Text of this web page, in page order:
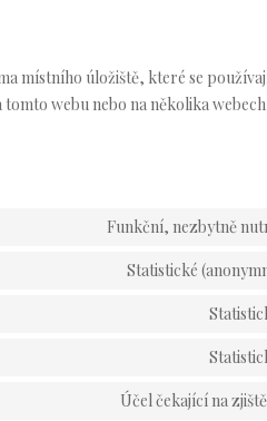
místního úložiště, které se
webu nebo na několika
Funkční, nezbytně
Statistické
Účel čekající na